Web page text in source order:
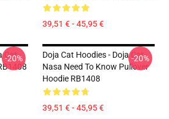
39,51 € - 45,95 €
Cat
-20%
Doja Cat Hoodies - Doja Cat
Nasa Need To Know Pullover
Hoodie RB1408
39,51 € - 45,95 €
-20%